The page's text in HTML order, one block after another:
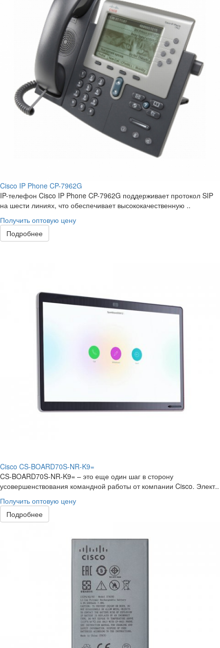
Cisco IP Phone CP-7962G
IP-телефон Cisco IP Phone CP-7962G поддерживает протокол SIP
на шести линиях, что обеспечивает высококачественную ..
Получить оптовую цену
Подробнее
Cisco CS-BOARD70S-NR-K9=
CS-BOARD70S-NR-K9= – это еще один шаг в сторону
усовершенствования командной работы от компании Cisco. Элект..
Получить оптовую цену
Подробнее